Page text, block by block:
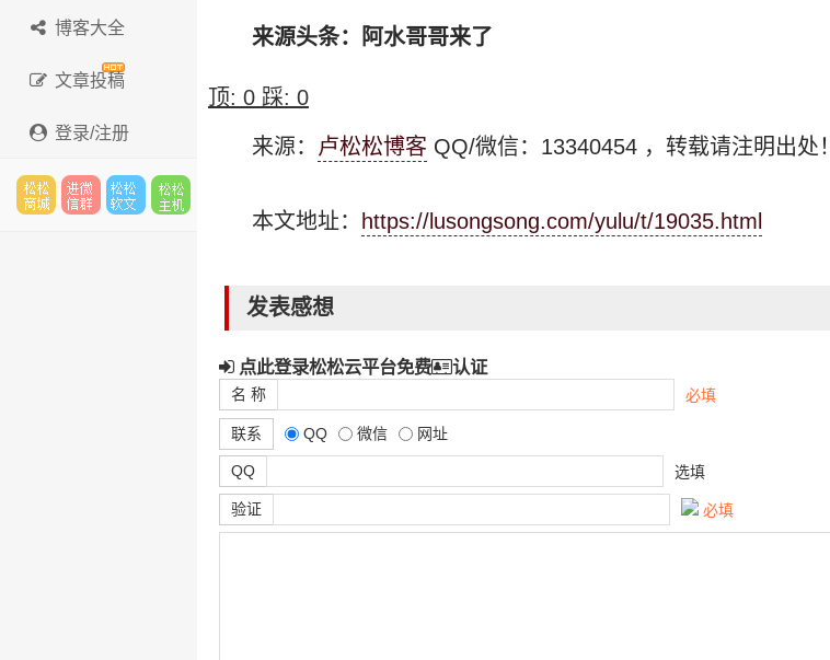
博客大全
文章投稿
登录/注册
来源头条：阿水哥哥来了
顶: 0 踩: 0
来源： 卢松松博客 QQ/微信：13340454 ，转载请注明出处！
本文地址： https://lusongsong.com/yulu/t/19035.html
发表感想
点此登录松松云平台免费 认证
名 称 必填
联系 QQ 微信 网址
QQ 选填
验证 必填